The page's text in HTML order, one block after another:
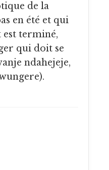
de la
en été et qui
terminé,
qui doit se
ndahejeje,